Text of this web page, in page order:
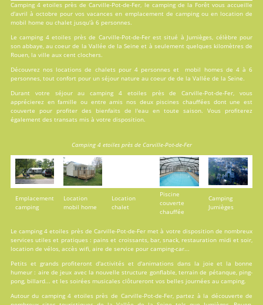
Camping 4 etoiles près de Carville-Pot-de-Fer, le camping de la Forêtvous accueille
d'avril à octobre pour vos vacances en emplacement de campingou en location de
mobil home ou chalet jusqu'à 6 personnes.
Le camping 4 etoiles près de Carville-Pot-de-Fer est situé à Jumièges, célèbre pour
son abbaye, au coeur de la Vallée de la Seine et à seulement quelques kilomètres de
Rouen, la ville aux cent clochers.
Découvrez nos locations de chaletspour 4 personnes et mobil homesde 4 à 6
personnes, tout confort pour un séjour nature au coeur de de la Vallée de la Seine.
Durant votre séjour au camping 4 etoiles près de Carville-Pot-de-Fer, vous
apprécierez en famille ou entre amis nos deux piscines chauffées dont une est
couverte pour profiter des bienfaits de l'eau en toute saison. Vous profiterez
également des transats mis à votre disposition.
Camping 4 etoiles près de Carville-Pot-de-Fer
Emplacement
camping
Location
mobil home
Location
chalet
Piscine
couverte
chauffée
Camping
Jumièges
Le camping 4 etoiles près de Carville-Pot-de-Fer met à votre disposition de nombreux
servicesutiles et pratiques : pains et croissants, bar, snack, restauration midi et soir,
location de vélos, accès wifi, aire de service pour camping-car...
Petits et grands profiteront d'activités et d'animations dans la joie et la bonne
humeur : aire de jeux avec la nouvelle structure gonflable, terrain de pétanque, ping-
pong, billard... et les soirées musicales clôtureront vos belles journées au camping.
Autour du camping 4 etoiles près de Carville-Pot-de-Fer, partez à la découverte de